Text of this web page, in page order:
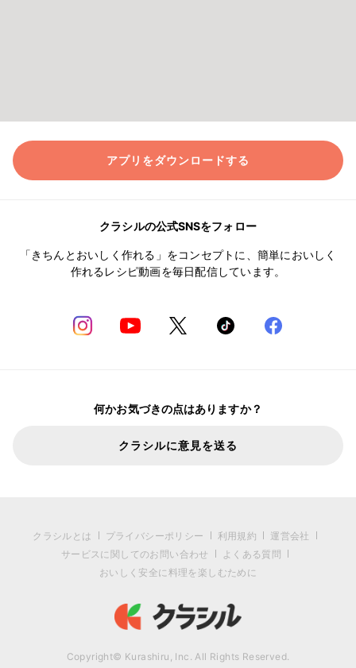
アプリをダウンロードする
クラシルの公式SNSをフォロー
「きちんとおいしく作れる」をコンセプトに、簡単においしく
作れるレシピ動画を毎日配信しています。
何かお気づきの点はありますか？
クラシルに意見を送る
クラシルとは プライバシーポリシー 利用規約
運営会社
サービスに関してのお問い合わせ
よくある質問
おいしく安全に料理を楽しむために
Copyright© Kurashiru, Inc. All Rights Reserved.